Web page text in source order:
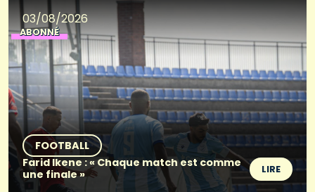
03/08/2026
ABONNÉ
FOOTBALL
Farid Ikene : « Chaque match est comme
une finale »
LIRE